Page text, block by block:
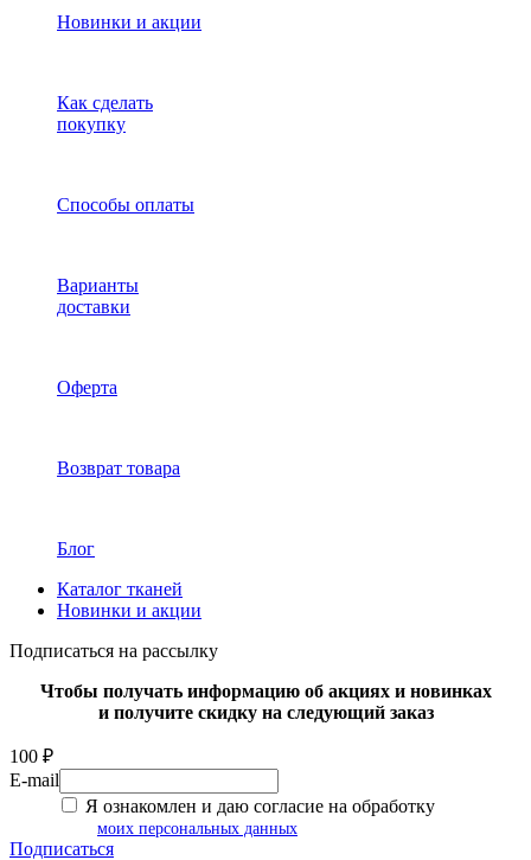
Новинки и акции
Как сделать
покупку
Способы оплаты
Варианты
доставки
Оферта
Возврат товара
Блог
Каталог тканей
Новинки и акции
Подписаться на рассылку
Чтобы получать информацию об акциях и новинках
и получите скидку на следующий заказ
100 ₽
E-mail
Я ознакомлен и даю согласие на обработку
моих персональных данных
Подписаться